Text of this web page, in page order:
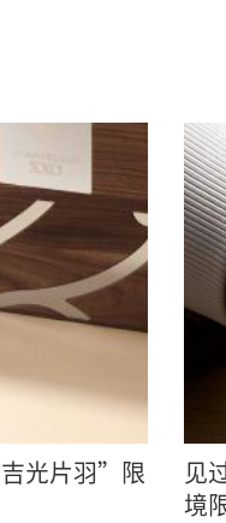
光片羽”限
见
境